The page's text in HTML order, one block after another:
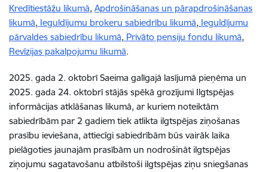
Kredītiestāžu likumā, Apdrošināšanas un pārapdrošināšanas
likumā, Ieguldījumu brokeru sabiedrību likumā, Ieguldījumu
pārvaldes sabiedrību likumā, Privāto pensiju fondu likumā,
Revīzijas pakalpojumu likumā.
2025. gada 2. oktobrī Saeima galīgajā lasījumā pieņēma un
2025. gada 24. oktobrī stājās spēkā grozījumi Ilgtspējas
informācijas atklāšanas likumā, ar kuriem noteiktām
sabiedrībām par 2 gadiem tiek atlikta ilgtspējas ziņošanas
prasību ieviešana, attiecīgi sabiedrībām būs vairāk laika
pielāgoties jaunajām prasībām un nodrošināt ilgtspējas
ziņojumu sagatavošanu atbilstoši ilgtspējas ziņu sniegšanas